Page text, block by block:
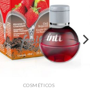
COSMÉTICOS